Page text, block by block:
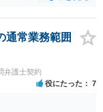
す。
通常業務範囲
弁護士契約
役にたった 7